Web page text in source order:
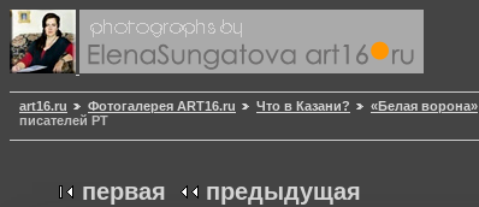
art16.ru Фотогалерея ART16.ru Что в Казани? «Белая ворона»
писателей РТ
первая предыдущая